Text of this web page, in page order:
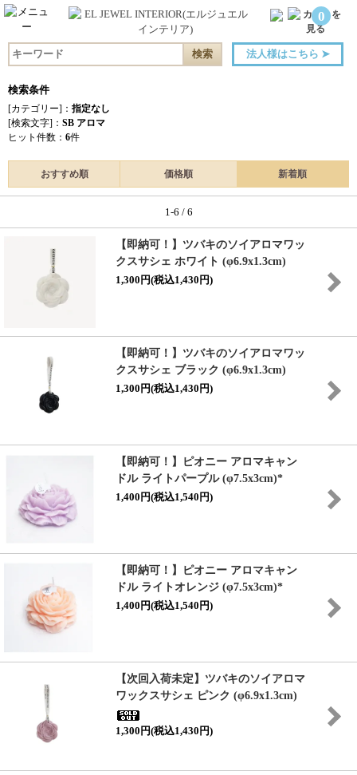
0
法人様はこちら ➤
検索条件
[カテゴリー]： 指定なし
[検索文字]： SB アロマ
ヒット件数： 6件
おすすめ順 価格順 新着順
1-6 / 6
【即納可！】ツバキのソイアロマワッ
クスサシェ ホワイト (φ6.9x1.3cm)
1,300円(税込1,430円)
【即納可！】ツバキのソイアロマワッ
クスサシェ ブラック (φ6.9x1.3cm)
1,300円(税込1,430円)
【即納可！】ピオニー アロマキャン
ドル ライトパープル (φ7.5x3cm)*
1,400円(税込1,540円)
【即納可！】ピオニー アロマキャン
ドル ライトオレンジ (φ7.5x3cm)*
1,400円(税込1,540円)
【次回入荷未定】ツバキのソイアロマ
ワックスサシェ ピンク (φ6.9x1.3cm)
1,300円(税込1,430円)